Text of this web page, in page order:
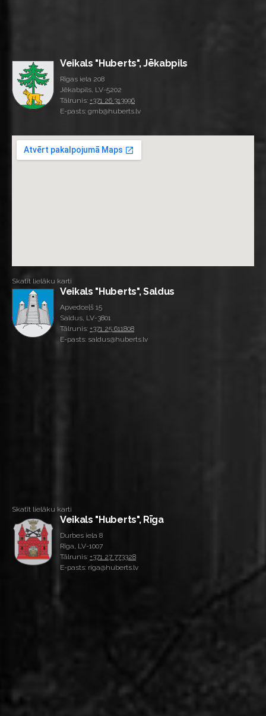
Veikals "Huberts", Jēkabpils
Rīgas iela 208
Jēkabpils, LV-5202
Tālrunis: +371 26 313996
E-pasts: gmb@huberts.lv
Skatīt lielāku karti
Veikals "Huberts", Saldus
Apvedceļš 15
Saldus, LV-3801
Tālrunis: +371 25 611808
E-pasts: saldus@huberts.lv
Skatīt lielāku karti
Veikals "Huberts", Rīga
Durbes iela 8
Rīga, LV-1007
Tālrunis: +371 27 773328
E-pasts: riga@huberts.lv